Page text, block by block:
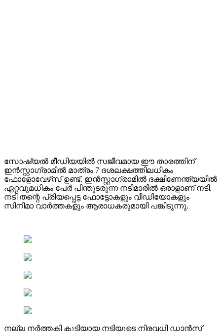
സോഷ്യൽ മീഡിയയിൽ സജീവമായ ഈ താരത്തിന്
ഇൻസ്റ്റാഗ്രാമിൽ മാത്രം 7 ദശലക്ഷത്തിലധികം
ഫോളോവേഴ്‌സ് ഉണ്ട്. ഇൻസ്റ്റാഗ്രാമിൽ ദക്ഷിണേന്ത്യയിൽ
ഏറ്റവുമധികം പേർ പിന്തുടരുന്ന നടിമാരിൽ ഒരാളാണ് നടി.
നടി തന്റെ പ്രിയപ്പെട്ട ഫോട്ടോകളും വീഡിയോകളും
സിനിമാ വാർത്തകളും ആരാധകരുമായി പങ്കിടുന്നു.
നല്ല നർത്തകി കൂടിയായ നടിയുടെ നിരവധി ഡാൻസ്